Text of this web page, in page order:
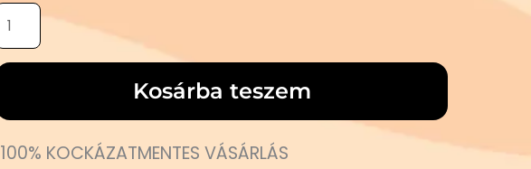
Kosárba teszem
100% KOCKÁZATMENTES VÁSÁRLÁS